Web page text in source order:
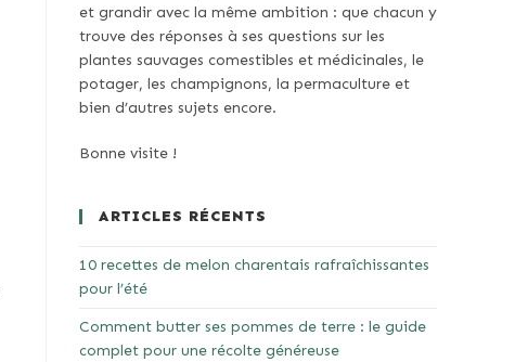
et grandir avec la même ambition : que chacun y
trouve des réponses à ses questions sur les
plantes sauvages comestibles et médicinales, le
potager, les champignons, la permaculture et
bien d’autres sujets encore.
Bonne visite !
ARTICLES RÉCENTS
10 recettes de melon charentais rafraîchissantes
pour l’été
Comment butter ses pommes de terre : le guide
complet pour une récolte généreuse